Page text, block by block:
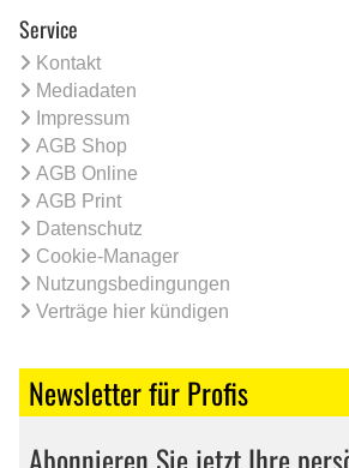
Service
Kontakt
Mediadaten
Impressum
AGB Shop
AGB Online
AGB Print
Datenschutz
Cookie-Manager
Nutzungsbedingungen
Verträge hier kündigen
Newsletter für Profis
Abonnieren Sie jetzt Ihre